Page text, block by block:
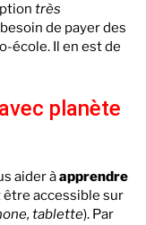
très
de payer des
école. Il en est de
planète
aider àapprendre
être accessible sur
tablette). Par